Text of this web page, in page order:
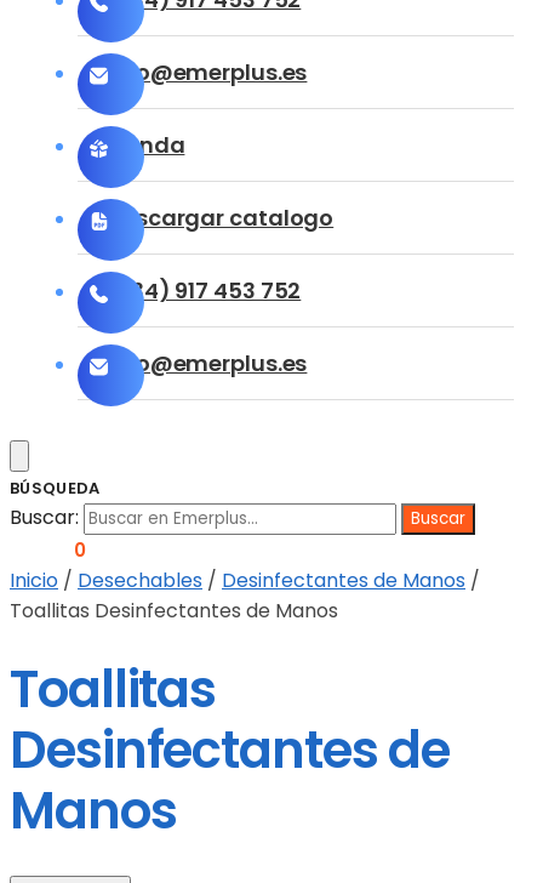
info@emerplus.es
Tienda
Descargar catalogo
(+34) 917 453 752
info@emerplus.es
BÚSQUEDA
Buscar:
0
Inicio / Desechables / Desinfectantes de Manos /
Toallitas Desinfectantes de Manos
Toallitas
Desinfectantes de
Manos